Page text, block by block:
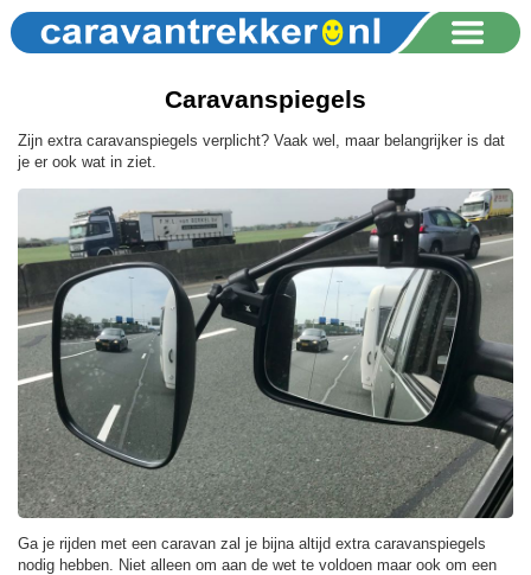
Caravanspiegels
Zijn extra caravanspiegels verplicht? Vaak wel, maar belangrijker is dat
je er ook wat in ziet.
Ga je rijden met een caravan zal je bijna altijd extra caravanspiegels
nodig hebben. Niet alleen om aan de wet te voldoen maar ook om een